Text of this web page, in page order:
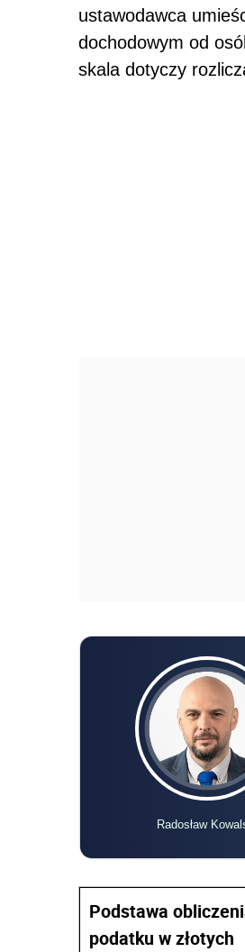
ustawodawca
dochodowym od
skala dotyczy
Radosław
Podstawa
podatku w złotych